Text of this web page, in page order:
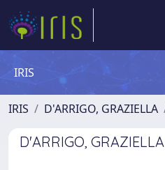
IRIS
IRIS D'ARRIGO, GRAZIELLA
D'ARRIGO, GRAZIELLA